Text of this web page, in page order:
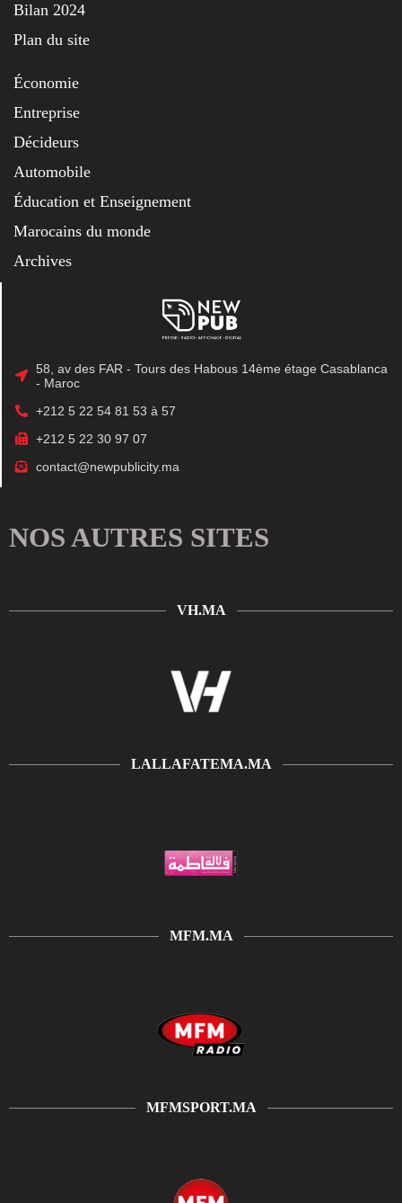
Bilan 2024
Plan du site
Économie
Entreprise
Décideurs
Automobile
Éducation et Enseignement
Marocains du monde
Archives
58, av des FAR - Tours des Habous 14ème étage Casablanca
- Maroc
+212 5 22 54 81 53 à 57
+212 5 22 30 97 07
contact@newpublicity.ma
NOS AUTRES SITES
VH.MA
LALLAFATEMA.MA
MFM.MA
MFMSPORT.MA